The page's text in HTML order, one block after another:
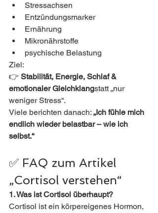
Stressachsen
Entzündungsmarker
Ernährung
Mikronährstoffe
psychische Belastung
Ziel:
👉 Stabilität, Energie, Schlaf &
emotionaler Gleichklangstatt „nur
weniger Stress“.
Viele berichten danach: „Ich fühle mich
endlich wieder belastbar – wie ich
selbst.“
✅ FAQ zum Artikel
„Cortisol verstehen“
1. Was ist Cortisol überhaupt?
Cortisol ist ein körpereigenes Hormon,